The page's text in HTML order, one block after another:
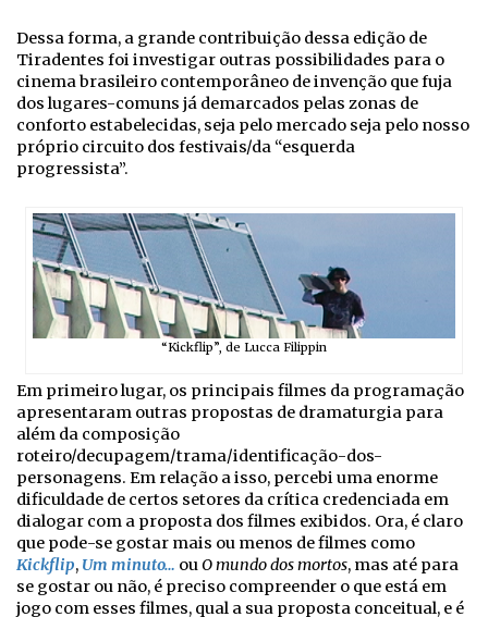
Dessa forma, a grande contribuição dessa edição de
Tiradentes foi investigar outras possibilidades para o
cinema brasileiro contemporâneo de invenção que fuja
dos lugares-comuns já demarcados pelas zonas de
conforto estabelecidas, seja pelo mercado seja pelo nosso
próprio circuito dos festivais/da “esquerda
progressista”.
“Kickflip”, de Lucca Filippin
Em primeiro lugar, os principais filmes da programação
apresentaram outras propostas de dramaturgia para
além da composição
roteiro/decupagem/trama/identificação-dos-
personagens. Em relação a isso, percebi uma enorme
dificuldade de certos setores da crítica credenciada em
dialogar com a proposta dos filmes exibidos. Ora, é claro
que pode-se gostar mais ou menos de filmes como
Kickflip, Um minuto… ouO mundo dos mortos, mas até para
se gostar ou não, é preciso compreender o que está em
jogo com esses filmes, qual a sua proposta conceitual, e é